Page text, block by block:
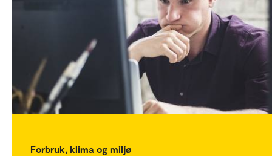
Forbruk, klima og miljø